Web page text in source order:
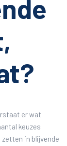
er wat
keuzes
zetten in blijvende